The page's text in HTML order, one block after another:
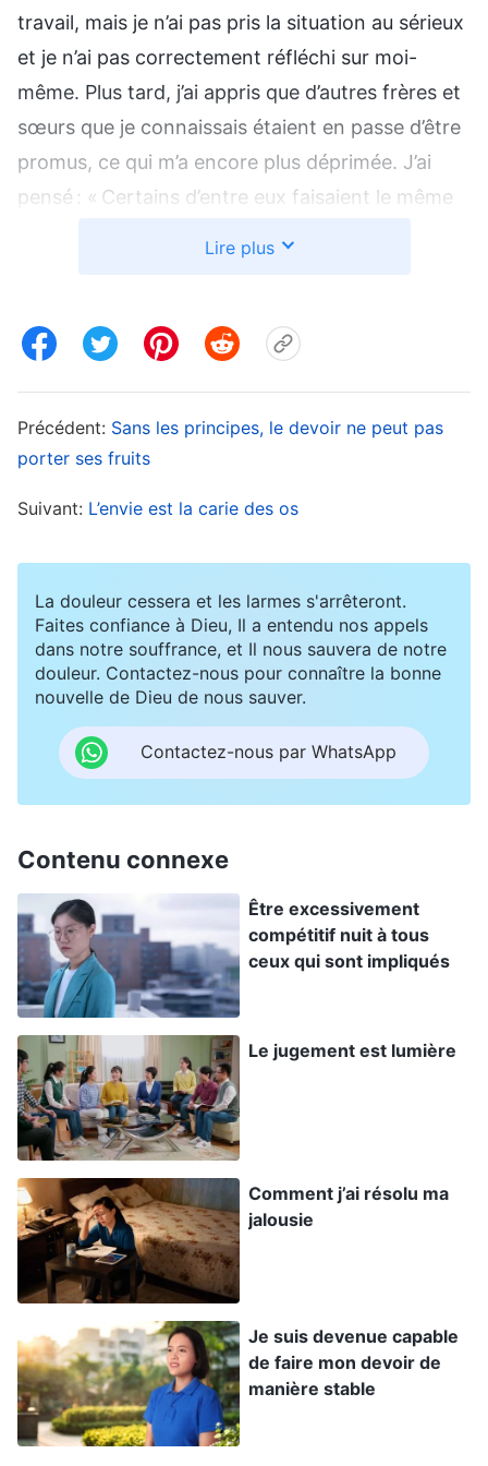
travail, mais je n’ai pas pris la situation au sérieux
et je n’ai pas correctement réfléchi sur moi-
même. Plus tard, j’ai appris que d’autres frères et
sœurs que je connaissais étaient en passe d’être
promus, ce qui m’a encore plus déprimée. J’ai
pensé : « Certains d’entre eux faisaient le même
après les autres, alors que j’en suis toujours au
qui poursuit la vérité ou qui mérite d’être cultivé. »
cette époque, je me suis montrée très déprimée
et démotivée dans mon devoir. Je me disais sans
cesse que je n’avais aucun avenir dans ma foi en
sois aussi médiocre ? Est-il possible que je ne
sois vraiment bonne qu’à accomplir un travail
routinier ? N’y a-t-il vraiment aucun intérêt à me
chance. Pourquoi faut-il que je reste coincée
déprimée. Je soupirais toute la journée et je
n’avais pas la force de bouger. Parfois, je pleurais
en silence le soir, dans mon lit, en me disant : « Si
mes compétences professionnelles ne valent pas
celles des autres, alors je vais travailler dur pour
chercher la vérité. Je lirai davantage les paroles
de Dieu et me concentrerai plus sur l’entrée dans
la vie. Quand j’arriverai à échanger avec des
connaissances concrètes, quand les dirigeants
verront que je me concentre sur la recherche de
la vérité, ils m’accorderont également une
promotion. » Mais je me sentais aussi un peu
coupable quand je pensais ça. Je me suis dit : «
c’est ce qu’un croyant doit faire, mais je me sers
de cette poursuite pour m’élever au-dessus des
autres. Si je cherche de cette manière, par désir
et ambition, Dieu va détester ça, n’est-ce pas ?
Lire plus
Précédent: Sans les principes, le devoir ne peut pas
porter ses fruits
Suivant: L’envie est la carie des os
La douleur cessera et les larmes s'arrêteront.
Faites confiance à Dieu, Il a entendu nos appels
dans notre souffrance, et Il nous sauvera de notre
douleur. Contactez-nous pour connaître la bonne
nouvelle de Dieu de nous sauver.
Contactez-nous par WhatsApp
Contenu connexe
Être excessivement
compétitif nuit à tous
ceux qui sont impliqués
Le jugement est lumière
Comment j’ai résolu ma
jalousie
Je suis devenue capable
de faire mon devoir de
manière stable